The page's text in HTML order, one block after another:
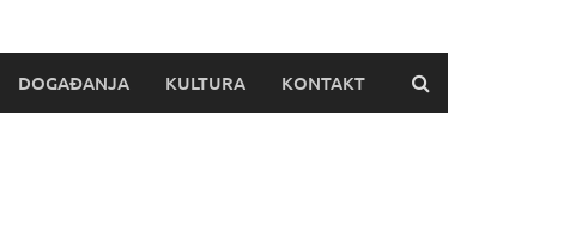
DOGAĐANJA KULTURA KONTAKT